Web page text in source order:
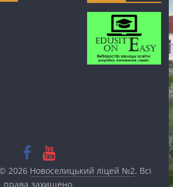
2026 Новоселицький ліцей №2. Всі
права захищено.